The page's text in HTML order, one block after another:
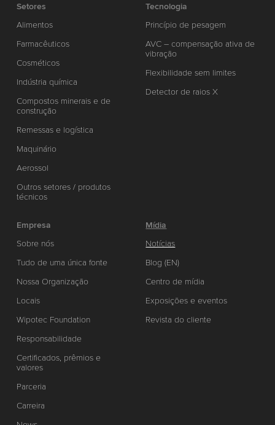
Setores
Alimentos
Farmacêuticos
Cosméticos
Indústria química
Compostos minerais e de
construção
Remessas e logística
Maquinário
Aerossol
Outros setores / produtos
técnicos
Tecnologia
Princípio de pesagem
AVC – compensação ativa de
vibração
Flexibilidade sem limites
Detector de raios X
Empresa
Sobre nós
Tudo de uma única fonte
Nossa Organização
Locais
Wipotec Foundation
Responsabilidade
Certificados, prêmios e
valores
Parceria
Carreira
Mídia
Notícias
Blog (EN)
Centro de mídia
Exposições e eventos
Revista do cliente